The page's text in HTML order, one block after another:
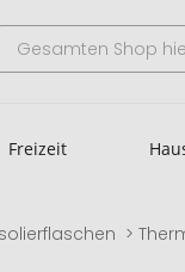
Freizeit